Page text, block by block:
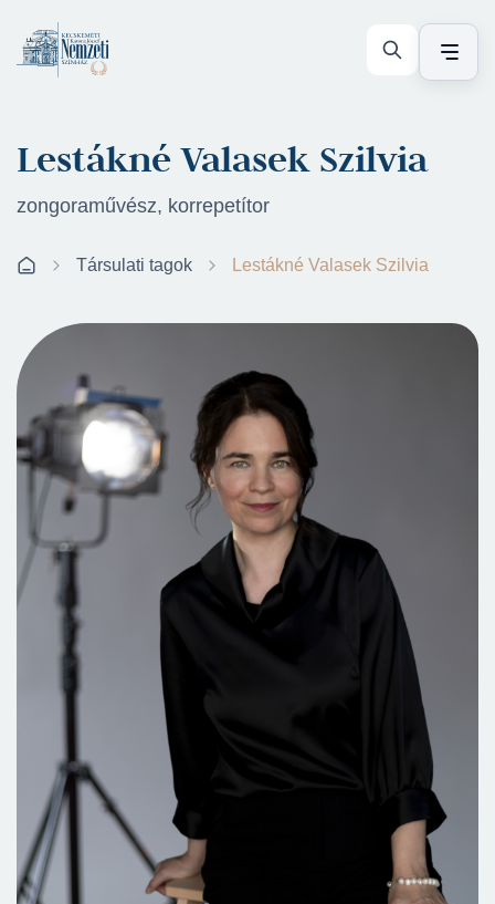
Lestákné Valasek Szilvia
zongoraművész, korrepetítor
Társulati tagok Lestákné Valasek Szilvia